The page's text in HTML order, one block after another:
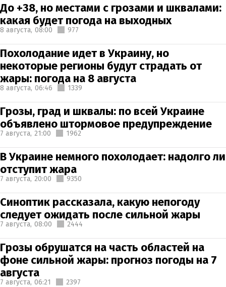
До +38, но местами с грозами и шквалами:
какая будет погода на выходных
8 августа, 08:00 977
Похолодание идет в Украину, но
некоторые регионы будут страдать от
жары: погода на 8 августа
8 августа, 06:46 1339
Грозы, град и шквалы: по всей Украине
объявлено штормовое предупреждение
7 августа, 21:00 1962
В Украине немного похолодает: надолго ли
отступит жара
7 августа, 20:00 9350
Синоптик рассказала, какую непогоду
следует ожидать после сильной жары
7 августа, 08:00 2444
Грозы обрушатся на часть областей на
фоне сильной жары: прогноз погоды на 7
августа
7 августа, 06:21 2397